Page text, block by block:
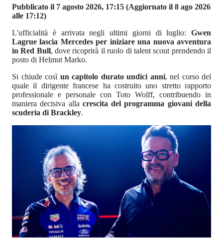
Pubblicato il 7 agosto 2026, 17:15 (Aggiornato il 8 ago 2026
alle 17:12)
L'ufficialità è arrivata negli ultimi giorni di luglio: Gwen
Lagrue lascia Mercedes per iniziare una nuova avventura
in Red Bull, dove ricoprirà il ruolo di talent scout prendendo il
posto di Helmut Marko.
Si chiude così un capitolo durato undici anni, nel corso del
quale il dirigente francese ha costruito uno stretto rapporto
professionale e personale con Toto Wolff, contribuendo in
maniera decisiva alla crescita del programma giovani della
scuderia di Brackley.